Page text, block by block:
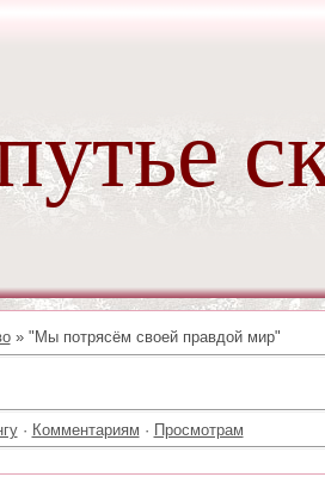
» "Мы потрясём своей правдой мир"
· Комментариям · Просмотрам